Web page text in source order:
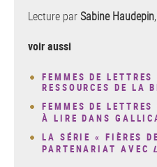
Lecture parSabine Haudepin
voir aussi
FEMMES DE LETTRES
RESSOURCES DE LA
FEMMES DE LETTRES
À LIRE DANS
LA SÉRIE « FIÈRES
PARTENARIAT AVEC